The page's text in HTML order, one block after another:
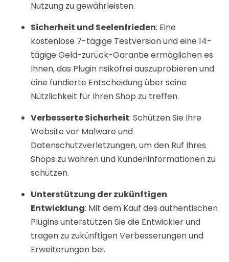
Nutzung zu gewährleisten.
Sicherheit und Seelenfrieden: Eine
kostenlose 7-tägige Testversion und eine 14-
tägige Geld-zurück-Garantie ermöglichen es
Ihnen, das Plugin risikofrei auszuprobieren und
eine fundierte Entscheidung über seine
Nützlichkeit für Ihren Shop zu treffen.
Verbesserte Sicherheit: Schützen Sie Ihre
Website vor Malware und
Datenschutzverletzungen, um den Ruf Ihres
Shops zu wahren und Kundeninformationen zu
schützen.
Unterstützung der zukünftigen
Entwicklung: Mit dem Kauf des authentischen
Plugins unterstützen Sie die Entwickler und
tragen zu zukünftigen Verbesserungen und
Erweiterungen bei.